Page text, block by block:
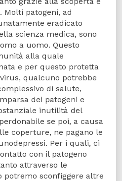
Molti patogeni, ad
eradicato
scienza medica, sono
a uomo. Questo
alla quale
e per questo protetta
qualcuno potrebbe
di salute,
dei patogeni e
inutilità del
se poi, a causa
coperture, ne pagano le
Per i quali, ci
con il patogeno
attraverso le
potremo sconfiggere altre